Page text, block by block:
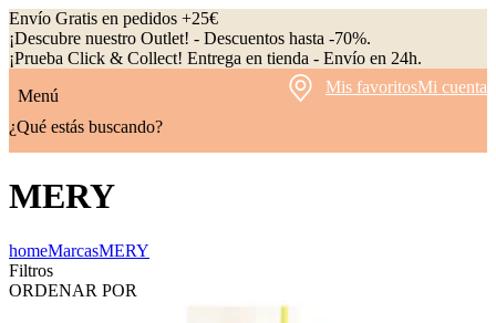
Envío Gratis en pedidos +25€
¡Descubre nuestro Outlet! - Descuentos hasta -70%.
¡Prueba Click & Collect! Entrega en tienda - Envío en 24h.
Menú
Mis favoritosMi cuenta
¿Qué estás buscando?
MERY
homeMarcasMERY
Filtros
ORDENAR POR